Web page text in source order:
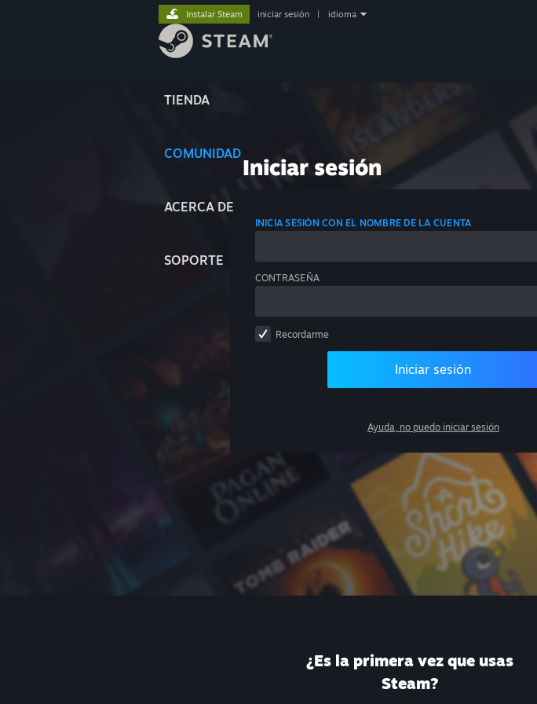
TIENDA
COMUNIDAD
ACERCA DE
SOPORTE
Instalar Steam iniciar sesión idioma
Iniciar sesión
INICIA SESIÓN CON EL NOMBRE DE LA CUENTA
CONTRASEÑA
Recordarme
Iniciar sesión
Ayuda, no puedo iniciar sesión
¿Es la primera vez que usas
Steam?